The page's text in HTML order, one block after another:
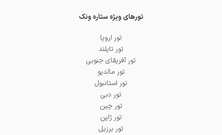
تورهای ویژه ستاره ونک
تور اروپا
تور تایلند
تور آفریقای جنوبی
تور مالدیو
تور استانبول
تور دبی
تور چین
تور ژاپن
تور برزیل